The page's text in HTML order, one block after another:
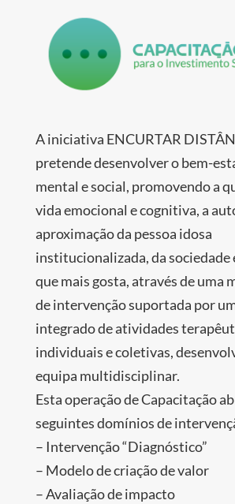
A iniciativa ENCURTAR
pretende desenvolver o bem-
mental e social, promovendo a
vida emocional e cognitiva, a
aproximação da pessoa idosa
institucionalizada, da sociedade
que mais gosta, através de uma
de intervenção suportada por
integrado de atividades
individuais e coletivas,
equipa multidisciplinar.
Esta operação de Capacitação
seguintes domínios de
– Intervenção “Diagnóstico”
– Modelo de criação de valor
– Avaliação de impacto